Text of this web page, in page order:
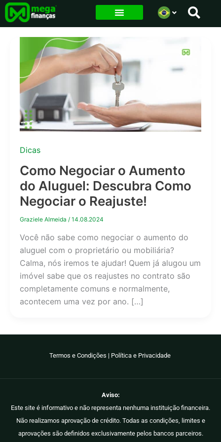
para
Dicas
Como Negociar o Aumento
do Aluguel: Descubra Como
Negociar o Reajuste!
Graziele Almeida / 14.08.2024
Você não sabe como negociar o aumento do
aluguel com o proprietário ou mobiliária?
Calma, nós iremos te ajudar! Quem já alugou um
imóvel sabe que os reajustes no contrato são
completamente comuns e normalmente,
acontecem uma vez por ano. […]
Termos e Condições | Política e Privacidade
Aviso:
Este site é informativo e não representa nenhuma instituição financeira.
Não realizamos aprovação de crédito. Todas as condições, limites e
aprovações são definidos exclusivamente pelos bancos parceiros.